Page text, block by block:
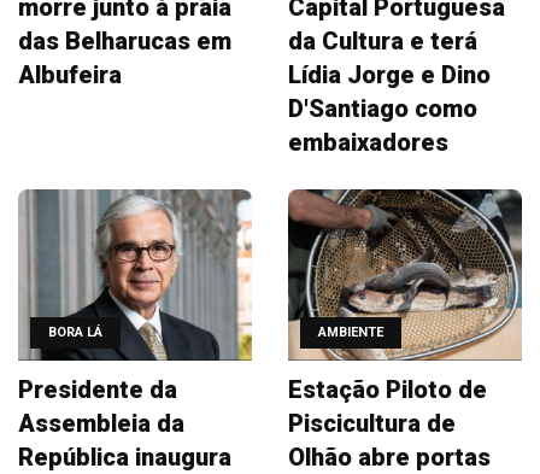
morre junto à praia
das Belharucas em
Albufeira
Capital Portuguesa
da Cultura e terá
Lídia Jorge e Dino
D'Santiago como
embaixadores
BORA LÁ
Presidente da
Assembleia da
República inaugura
AMBIENTE
Estação Piloto de
Piscicultura de
Olhão abre portas